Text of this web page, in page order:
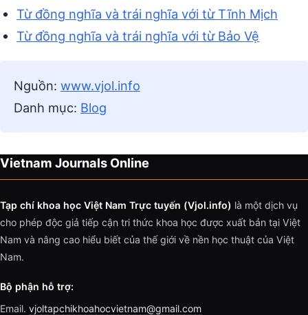
Từ đồng nghĩa và trái nghĩa với từ Tĩnh Mịch
Từ đồng nghĩa và trái nghĩa với từ Bảo Vệ
Nguồn: www.vjol.info
Danh mục: Blog
Vietnam Journals Online
Tạp chí khoa học Việt Nam Trực tuyến (Vjol.info) là một dịch vụ
cho phép độc giả tiếp cận tri thức khoa học được xuất bản tại Việt
Nam và nâng cao hiểu biết của thế giới về nền học thuật của Việt
Nam.
Bộ phận hỗ trợ:
Email. vjoltapchikhoahocvietnam@gmail.com